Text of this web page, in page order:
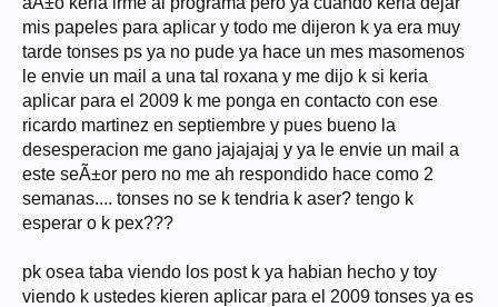
mis papeles para aplicar y todo me dijeron k ya era muy
tarde tonses ps ya no pude ya hace un mes masomenos
le envie un mail a una tal roxana y me dijo k si keria
aplicar para el 2009 k me ponga en contacto con ese
ricardo martinez en septiembre y pues bueno la
desesperacion me gano jajajajaj y ya le envie un mail a
este seÃ±or pero no me ah respondido hace como 2
semanas.... tonses no se k tendria k aser? tengo k
esperar o k pex???
pk osea taba viendo los post k ya habian hecho y toy
viendo k ustedes kieren aplicar para el 2009 tonses ya es